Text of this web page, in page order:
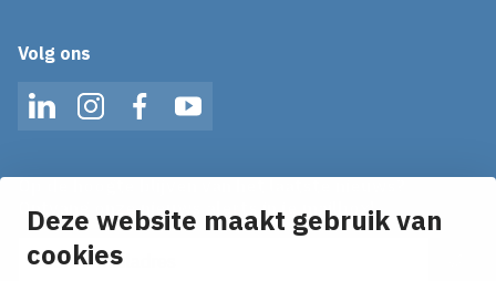
Deze website maakt gebruik van
cookies
Volg ons
LinkedInInstagramFacebookYouTube
Ontvang onze nieuws alerts in je mailbox!
E-mailadres